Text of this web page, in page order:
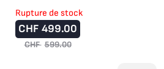
Rupture de stock
CHF 499.00
CHF 599.00